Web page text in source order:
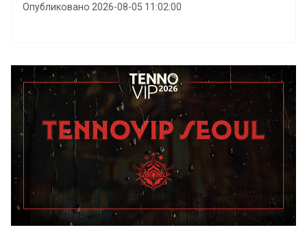
Опубликовано 2026-08-05 11:02:00